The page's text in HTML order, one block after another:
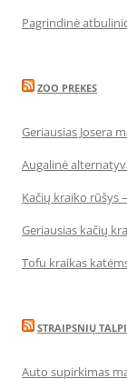
Pagrindinė
ZOO PREKES
Geriausias Josera
Augalinė
Kačių kraiko rūšys
Geriausias kačių
Tofu kraikas
STRAIPSNIŲ
Auto supirkimas